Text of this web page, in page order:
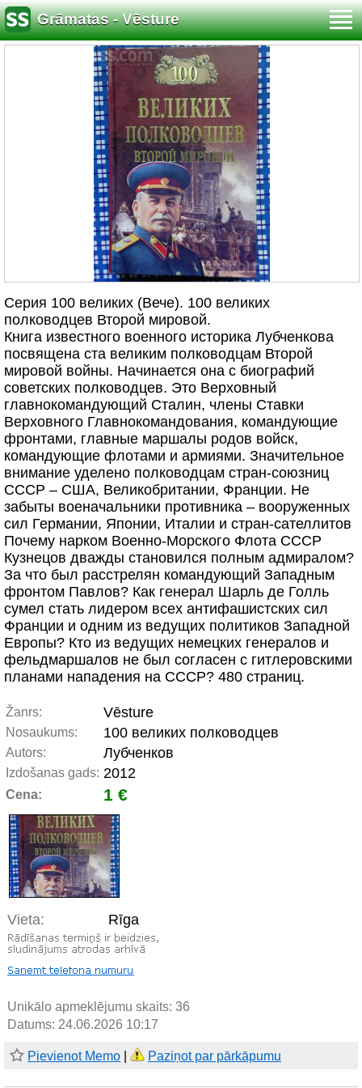
Grāmatas - Vēsture
Серия 100 великих (Вече). 100 великих
полководцев Второй мировой.
Книга известного военного историка Лубченкова
посвящена ста великим полководцам Второй
мировой войны. Начинается она с биографий
советских полководцев. Это Верховный
главнокомандующий Сталин, члены Ставки
Верховного Главнокомандования, командующие
фронтами, главные маршалы родов войск,
командующие флотами и армиями. Значительное
внимание уделено полководцам стран-союзниц
СССР – США, Великобритании, Франции. Не
забыты военачальники противника – вооруженных
сил Германии, Японии, Италии и стран-сателлитов
Почему нарком Военно-Морского Флота СССР
Кузнецов дважды становился полным адмиралом?
За что был расстрелян командующий Западным
фронтом Павлов? Как генерал Шарль де Голль
сумел стать лидером всех антифашистских сил
Франции и одним из ведущих политиков Западной
Европы? Кто из ведущих немецких генералов и
фельдмаршалов не был согласен с гитлеровскими
планами нападения на СССР? 480 страниц.
Žanrs: Vēsture
Nosaukums: 100 великих полководцев
Autors: Лубченков
Izdošanas gads: 2012
Cena: 1 €
Vieta: Rīga
Unikālo apmeklējumu skaits: 36
Datums: 24.06.2026 10:17
Pievienot Memo Paziņot par pārkāpumu